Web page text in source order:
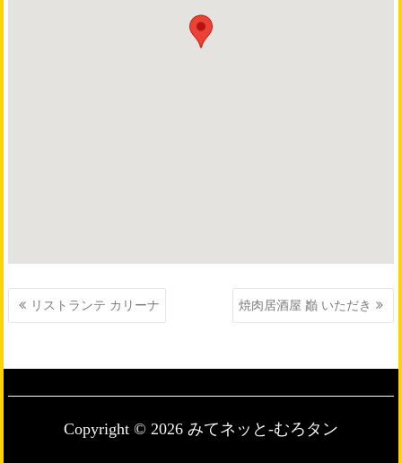
投
ー
リストランテ カリーナ 焼肉居酒屋 巓 いただき
Copyright © 2026 みてネッと-むろタン